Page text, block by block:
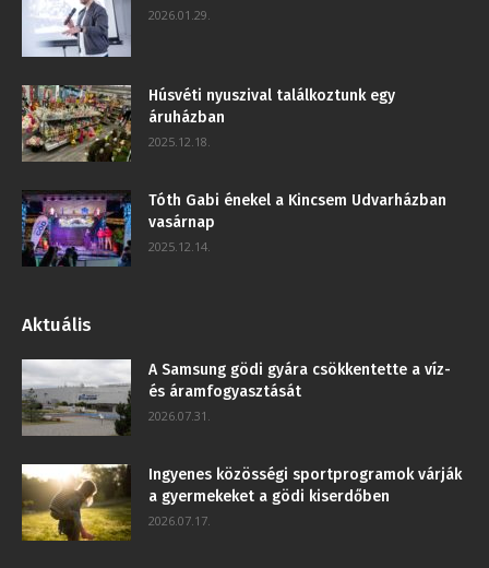
2026.01.29.
Húsvéti nyuszival találkoztunk egy
áruházban
2025.12.18.
Tóth Gabi énekel a Kincsem Udvarházban
vasárnap
2025.12.14.
Aktuális
A Samsung gödi gyára csökkentette a víz-
és áramfogyasztását
2026.07.31.
Ingyenes közösségi sportprogramok várják
a gyermekeket a gödi kiserdőben
2026.07.17.